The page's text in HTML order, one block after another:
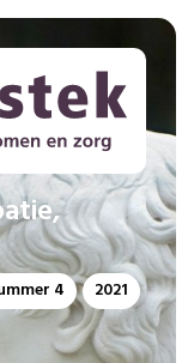
4 2021